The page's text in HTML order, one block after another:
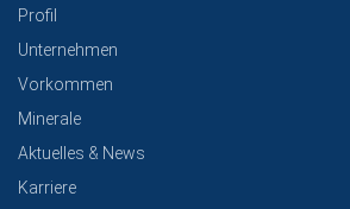
Profil
Unternehmen
Vorkommen
Minerale
Aktuelles & News
Karriere